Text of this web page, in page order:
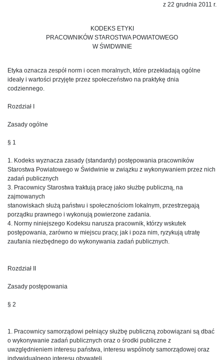
z 22 grudnia 2011 r.
KODEKS ETYKI
PRACOWNIKÓW STAROSTWA POWIATOWEGO
W ŚWIDWINIE
Etyka oznacza zespół norm i ocen moralnych, które przekładają ogólne
ideały i wartości przyjęte przez społeczeństwo na praktykę dnia
codziennego.
Rozdział I
Zasady ogólne
§ 1
1. Kodeks wyznacza zasady (standardy) postępowania pracowników
Starostwa Powiatowego w Świdwinie w związku z wykonywaniem przez nich
zadań publicznych
3. Pracownicy Starostwa traktują pracę jako służbę publiczną, na
zajmowanych
stanowiskach służą państwu i społecznościom lokalnym, przestrzegają
porządku prawnego i wykonują powierzone zadania.
4. Normy niniejszego Kodeksu narusza pracownik, którzy wskutek
postępowania, zarówno w miejscu pracy, jak i poza nim, ryzykują utratę
zaufania niezbędnego do wykonywania zadań publicznych.
Rozdział II
Zasady postępowania
§ 2
1. Pracownicy samorządowi pełniący służbę publiczną zobowiązani są dbać
o wykonywanie zadań publicznych oraz o środki publiczne z
uwzględnieniem interesu państwa, interesu wspólnoty samorządowej oraz
indywidualnego interesu obywateli.